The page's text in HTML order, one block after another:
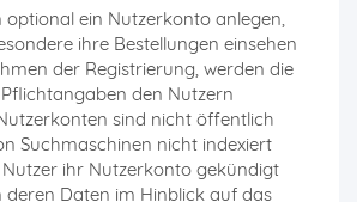
optional ein Nutzerkonto anlegen,
ihre Bestellungen einsehen
der Registrierung, werden die
den Nutzern
sind nicht öffentlich
Suchmaschinen nicht indexiert
ihr Nutzerkonto gekündigt
deren Daten im Hinblick auf das